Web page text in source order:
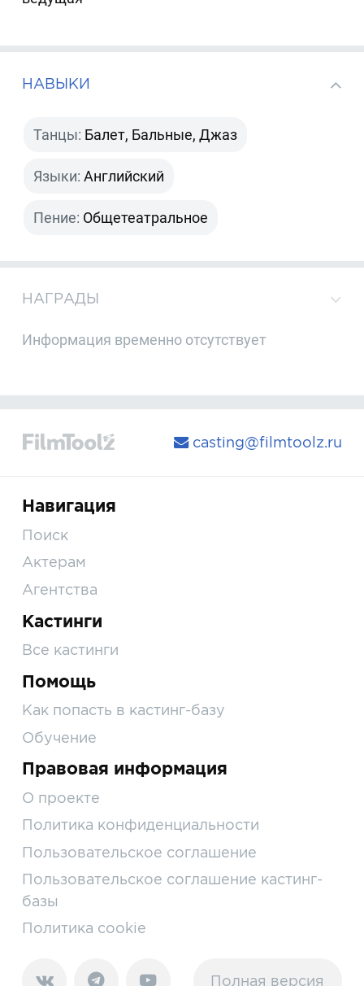
НАВЫКИ
Танцы: Балет, Бальные, Джаз
Языки: Английский
Пение: Общетеатральное
НАГРАДЫ
Информация временно отсутствует
casting@filmtoolz.ru
Навигация
Поиск
Актерам
Агентства
Кастинги
Все кастинги
Помощь
Как попасть в кастинг-базу
Обучение
Правовая информация
О проекте
Политика конфиденциальности
Пользовательское соглашение
Пользовательское соглашение кастинг-
базы
Политика cookie
Полная версия